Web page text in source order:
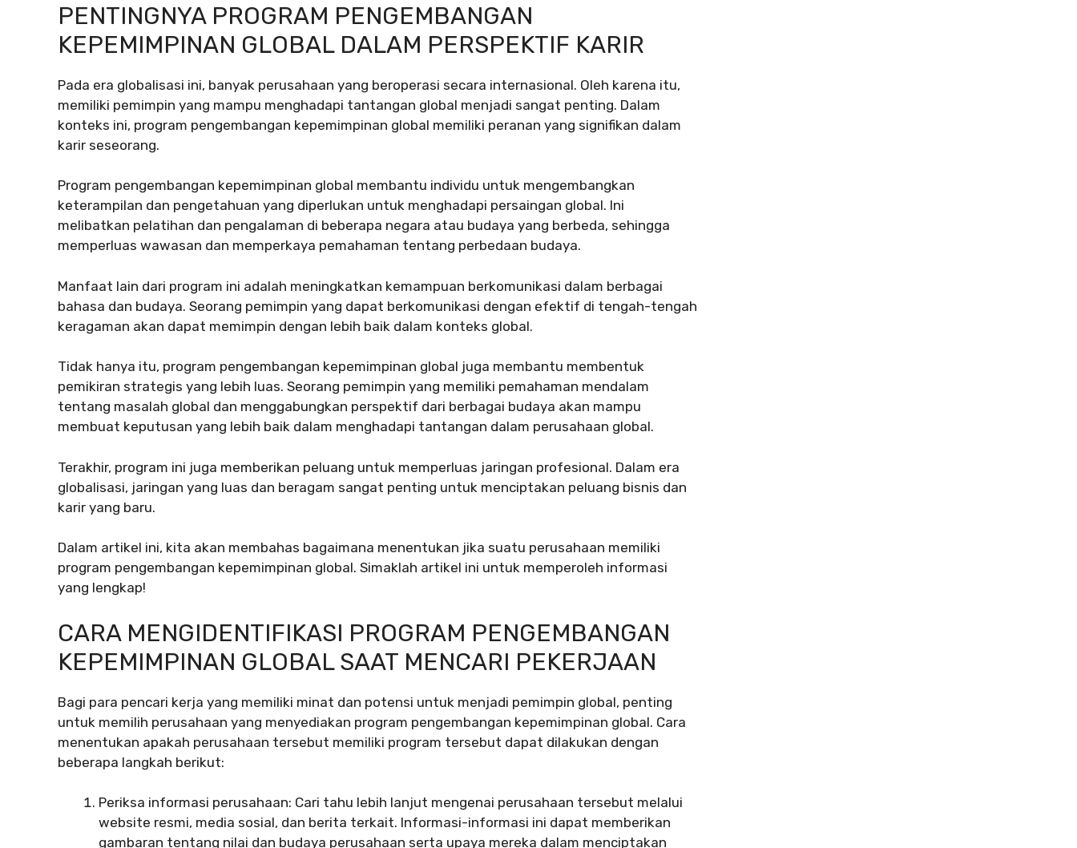
PENTINGNYA PROGRAM PENGEMBANGAN
KEPEMIMPINAN GLOBAL DALAM PERSPEKTIF KARIR
Pada era globalisasi ini, banyak perusahaan yang beroperasi secara internasional. Oleh karena itu,
memiliki pemimpin yang mampu menghadapi tantangan global menjadi sangat penting. Dalam
konteks ini, program pengembangan kepemimpinan global memiliki peranan yang signifikan dalam
karir seseorang.
Program pengembangan kepemimpinan global membantu individu untuk mengembangkan
keterampilan dan pengetahuan yang diperlukan untuk menghadapi persaingan global. Ini
melibatkan pelatihan dan pengalaman di beberapa negara atau budaya yang berbeda, sehingga
memperluas wawasan dan memperkaya pemahaman tentang perbedaan budaya.
Manfaat lain dari program ini adalah meningkatkan kemampuan berkomunikasi dalam berbagai
bahasa dan budaya. Seorang pemimpin yang dapat berkomunikasi dengan efektif di tengah-tengah
keragaman akan dapat memimpin dengan lebih baik dalam konteks global.
Tidak hanya itu, program pengembangan kepemimpinan global juga membantu membentuk
pemikiran strategis yang lebih luas. Seorang pemimpin yang memiliki pemahaman mendalam
tentang masalah global dan menggabungkan perspektif dari berbagai budaya akan mampu
membuat keputusan yang lebih baik dalam menghadapi tantangan dalam perusahaan global.
Terakhir, program ini juga memberikan peluang untuk memperluas jaringan profesional. Dalam era
globalisasi, jaringan yang luas dan beragam sangat penting untuk menciptakan peluang bisnis dan
karir yang baru.
Dalam artikel ini, kita akan membahas bagaimana menentukan jika suatu perusahaan memiliki
program pengembangan kepemimpinan global. Simaklah artikel ini untuk memperoleh informasi
yang lengkap!
CARA MENGIDENTIFIKASI PROGRAM PENGEMBANGAN
KEPEMIMPINAN GLOBAL SAAT MENCARI PEKERJAAN
Bagi para pencari kerja yang memiliki minat dan potensi untuk menjadi pemimpin global, penting
untuk memilih perusahaan yang menyediakan program pengembangan kepemimpinan global. Cara
menentukan apakah perusahaan tersebut memiliki program tersebut dapat dilakukan dengan
beberapa langkah berikut:
Periksa informasi perusahaan: Cari tahu lebih lanjut mengenai perusahaan tersebut melalui
website resmi, media sosial, dan berita terkait. Informasi-informasi ini dapat memberikan
gambaran tentang nilai dan budaya perusahaan serta upaya mereka dalam menciptakan